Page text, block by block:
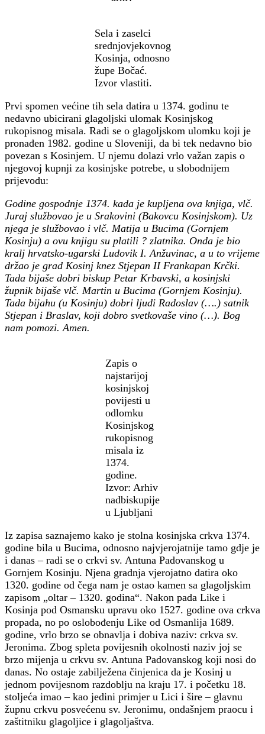
Sela i zaselci
srednjovjekovnog
Kosinja, odnosno
župe Bočać.
Izvor vlastiti.
Prvi spomen većine tih sela datira u 1374. godinu te
nedavno ubicirani glagoljski ulomak Kosinjskog
rukopisnog misala. Radi se o glagoljskom ulomku koji je
pronađen 1982. godine u Sloveniji, da bi tek nedavno bio
povezan s Kosinjem. U njemu dolazi vrlo važan zapis o
njegovoj kupnji za kosinjske potrebe, u slobodnijem
prijevodu:
Godine gospodnje 1374. kada je kupljena ova knjiga, vlč.
Juraj službovao je u Srakovini (Bakovcu Kosinjskom). Uz
njega je službovao i vlč. Matija u Bucima (Gornjem
Kosinju) a ovu knjigu su platili ? zlatnika. Onda je bio
kralj hrvatsko-ugarski Ludovik I. Anžuvinac, a u to vrijeme
držao je grad Kosinj knez Stjepan II Frankapan Krčki.
Tada bijaše dobri biskup Petar Krbavski, a kosinjski
župnik bijaše vlč. Martin u Bucima (Gornjem Kosinju).
Tada bijahu (u Kosinju) dobri ljudi Radoslav (….) satnik
Stjepan i Braslav, koji dobro svetkovaše vino (…). Bog
nam pomozi. Amen.
Zapis o
najstarijoj
kosinjskoj
povijesti u
odlomku
Kosinjskog
rukopisnog
misala iz
1374.
godine.
Izvor: Arhiv
nadbiskupije
u Ljubljani
Iz zapisa saznajemo kako je stolna kosinjska crkva 1374.
godine bila u Bucima, odnosno najvjerojatnije tamo gdje je
i danas – radi se o crkvi sv. Antuna Padovanskog u
Gornjem Kosinju. Njena gradnja vjerojatno datira oko
1320. godine od čega nam je ostao kamen sa glagoljskim
zapisom „oltar – 1320. godina“. Nakon pada Like i
Kosinja pod Osmansku upravu oko 1527. godine ova crkva
propada, no po oslobođenju Like od Osmanlija 1689.
godine, vrlo brzo se obnavlja i dobiva naziv: crkva sv.
Jeronima. Zbog spleta povijesnih okolnosti naziv joj se
brzo mijenja u crkvu sv. Antuna Padovanskog koji nosi do
danas. No ostaje zabilježena činjenica da je Kosinj u
jednom povijesnom razdoblju na kraju 17. i početku 18.
stoljeća imao – kao jedini primjer u Lici i šire – glavnu
župnu crkvu posvećenu sv. Jeronimu, ondašnjem praocu i
zaštitniku glagoljice i glagoljaštva.